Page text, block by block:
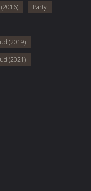
Party
(2019)
(2021)